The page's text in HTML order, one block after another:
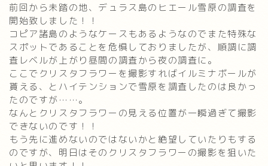
前回から未踏の地、デュラス島のヒエール雪原の調査を
開始致しました！！
コピア諸島のようなケースもあるようなのでまた特殊な
スポットであることを危惧しておりましたが、順調に調
査レベルが上がり昼間の調査から夜の調査に。
ここでクリスタフラワーを撮影すればイルミナボールが
貰える、とハイテンションで雪原を調査したのは良かっ
たのですが……。
なんとクリスタフラワーの見える位置が一瞬過ぎて撮影
できないのです！！
もう先に進めないのではないかと絶望していたりもする
のですが、明日はそのクリスタフラワーの撮影を狙いた